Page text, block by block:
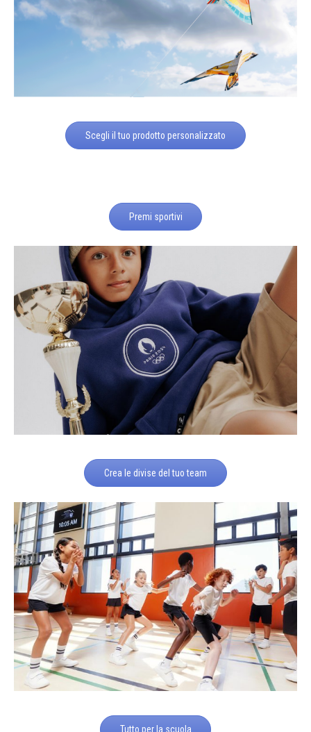
Scegli il tuo prodotto personalizzato
Premi sportivi
Crea le divise del tuo team
Tutto per la scuola